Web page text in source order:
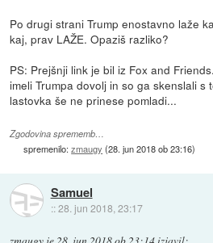
Po drugi strani Trump enostavno laže
kaj, prav LAŽE. Opaziš razliko?
PS: Prejšnji link je bil iz Fox and
imeli Trumpa dovolj in so ga skenslali s
lastovka še ne prinese pomladi...
Zgodovina sprememb…
spremenilo:zmaugy (28. jun 2018 ob 23:16)
Samuel
::28. jun 2018, 23:17